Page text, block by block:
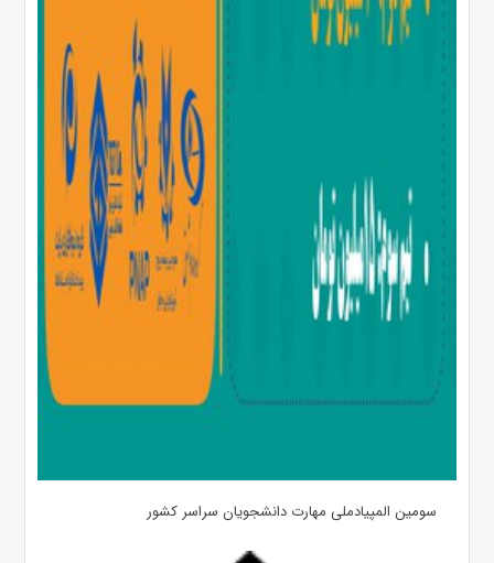
سومین المپیادملی مهارت دانشجویان سراسر کشور